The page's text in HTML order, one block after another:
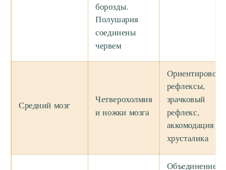
борозды.
Полушария
соединены
червем
Средний мозг
Четверохолмия
и ножки мозга
рефлексы,
зрачковый
рефлекс,
аккомодация
хрусталика
Объединение